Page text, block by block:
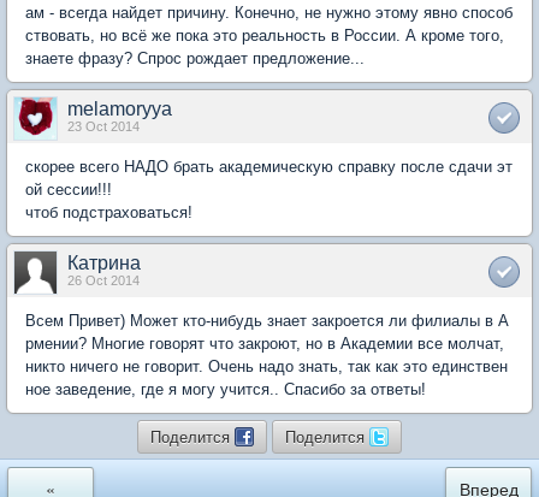
ам - всегда найдет причину. Конечно, не нужно этому явно способ
ствовать, но всё же пока это реальность в России. А кроме того,
знаете фразу? Спрос рождает предложение...
melamoryya
23 Oct 2014
скорее всего НАДО брать академическую справку после сдачи эт
ой сессии!!!
чтоб подстраховаться!
Катрина
26 Oct 2014
Всем Привет) Может кто-нибудь знает закроется ли филиалы в А
рмении? Многие говорят что закроют, но в Академии все молчат,
никто ничего не говорит. Очень надо знать, так как это единствен
ное заведение, где я могу учится.. Спасибо за ответы!
Поделится Поделится
« Вперед